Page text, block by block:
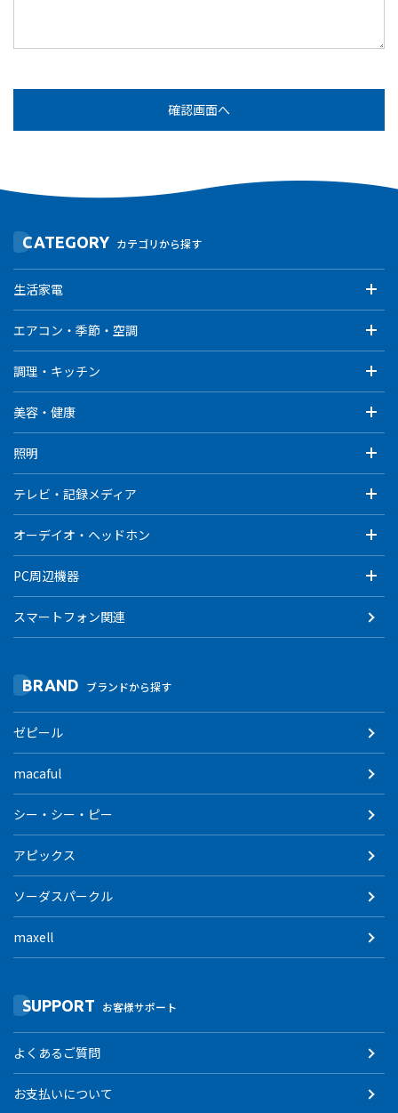
CATEGORY カテゴリから探す
生活家電
エアコン・季節・空調
調理・キッチン
美容・健康
照明
テレビ・記録メディア
オーデイオ・ヘッドホン
PC周辺機器
スマートフォン関連
BRAND ブランドから探す
ゼピール
macaful
シー・シー・ピー
アピックス
ソーダスパークル
maxell
SUPPORT お客様サポート
よくあるご質問
お支払いについて